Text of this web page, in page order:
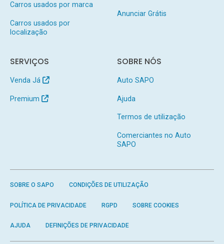
Carros usados por marca
Carros usados por
localização
Anunciar Grátis
SERVIÇOS
Venda Já
Premium
SOBRE NÓS
Auto SAPO
Ajuda
Termos de utilização
Comerciantes no Auto
SAPO
SOBRE O SAPO CONDIÇÕES DE UTILIZAÇÃO
POLÍTICA DE PRIVACIDADE RGPD SOBRE COOKIES
AJUDA DEFINIÇÕES DE PRIVACIDADE